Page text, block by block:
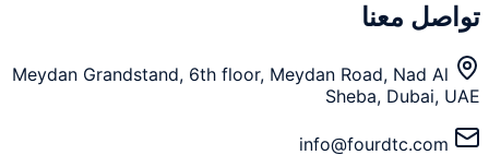
تواصل معنا
Meydan Grandstand, 6th floor, Meydan Road, Nad Al
Sheba, Dubai, UAE
info@fourdtc.com